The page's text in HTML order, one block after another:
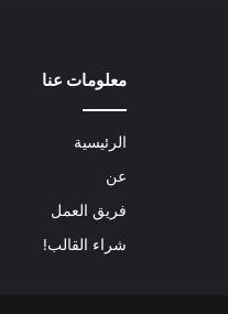
معلومات عنا
الرئيسية
عن
فريق العمل
شراء القالب!